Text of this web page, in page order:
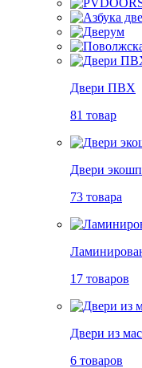
Двери ПВХ
81 товар
Двери
73 товара
17 товаров
Двери из
6 товаров